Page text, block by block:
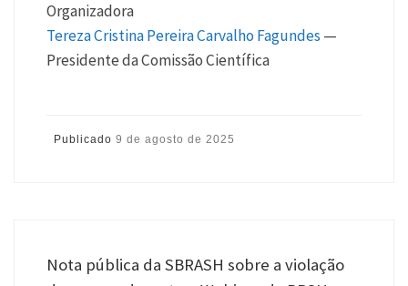
Organizadora
Tereza Cristina Pereira Carvalho Fagundes—
Presidente da Comissão Científica
Publicado9 de agosto de 2025
Nota pública da SBRASH sobre a violação